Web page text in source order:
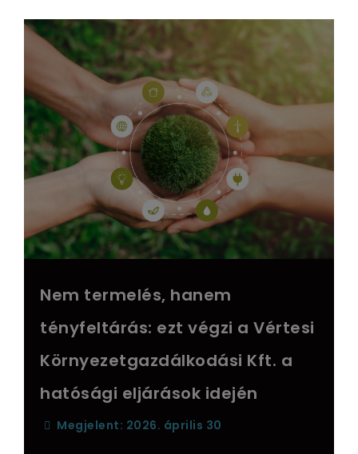
Nem termelés, hanem
tényfeltárás: ezt végzi a Vértesi
Környezetgazdálkodási Kft. a
hatósági eljárások idején
Megjelent: 2026. április 30